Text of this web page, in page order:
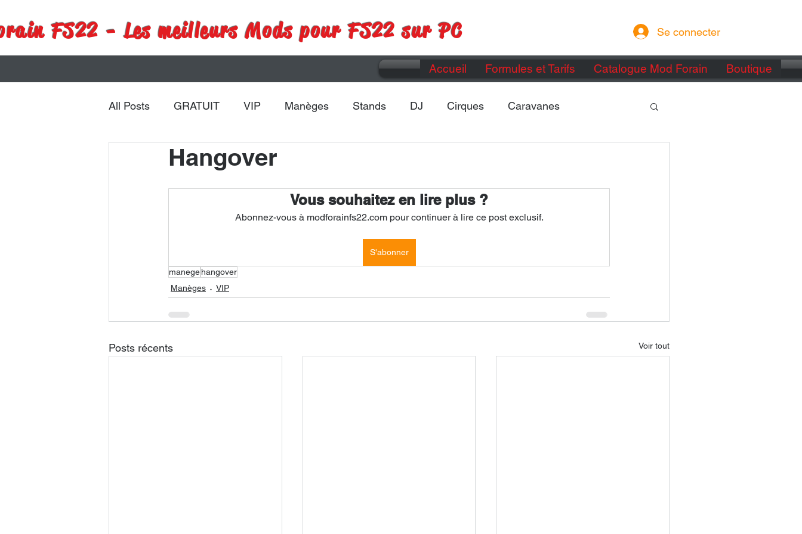
FS22 - Les meilleurs Mods pour FS22 sur PC Se connecter
Accueil Formules et Tarifs Catalogue Mod Forain Boutique
All Posts GRATUIT VIP Manèges Stands DJ Cirques Caravanes
Remorques Véhicules
Hangover
Vous souhaitez en lire plus ?
Abonnez-vous à modforainfs22.com pour continuer à lire ce post exclusif.
S'abonner
manegehangover
Manèges
VIP
Posts récents Voir tout